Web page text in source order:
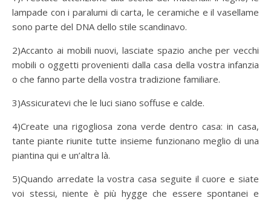
lampade con i paralumi di carta, le ceramiche e il vasellame
sono parte del DNA dello stile scandinavo.
2)Accanto ai mobili nuovi, lasciate spazio anche per vecchi
mobili o oggetti provenienti dalla casa della vostra infanzia
o che fanno parte della vostra tradizione familiare.
3)Assicuratevi che le luci siano soffuse e calde.
4)Create una rigogliosa zona verde dentro casa: in casa,
tante piante riunite tutte insieme funzionano meglio di una
piantina qui e un’altra là.
5)Quando arredate la vostra casa seguite il cuore e siate
voi stessi, niente è più hygge che essere spontanei e